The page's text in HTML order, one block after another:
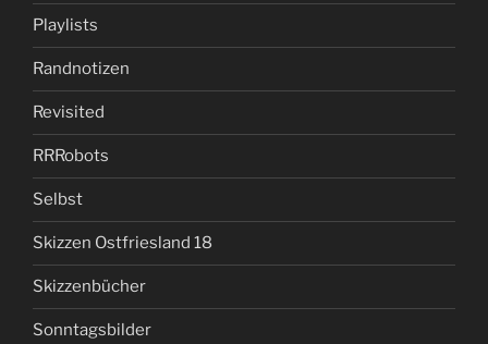
Playlists
Randnotizen
Revisited
RRRobots
Selbst
Skizzen Ostfriesland 18
Skizzenbücher
Sonntagsbilder